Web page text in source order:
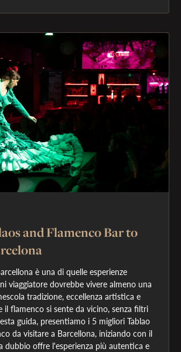
and Flamenco Bar to
è una di quelle esperienze
viaggiatore dovrebbe vivere almeno una
tradizione, eccellenza artistica e
il flamenco si sente da vicino, senza filtri
guida, presentiamo i 5 migliori Tablao
da visitare a Barcellona, iniziando con il
dubbio offre l'esperienza più autentica e